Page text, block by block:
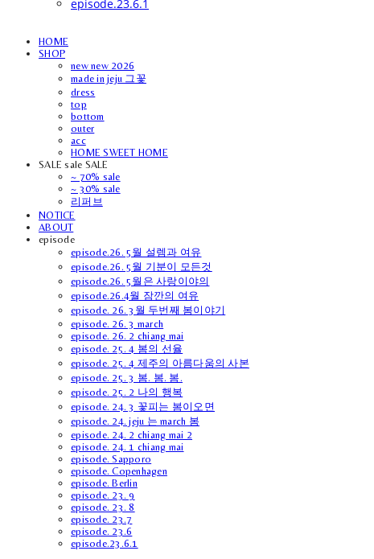
episode.23.6.1
HOME
SHOP
new new 2026
made in jeju 그꽃
dress
top
bottom
outer
acc
HOME SWEET HOME
SALE sale SALE
~ 70% sale
~ 30% sale
리퍼브
NOTICE
ABOUT
episode
episode.26. 5월 설렘과 여유
episode.26. 5월 기분이 모든것
episode.26. 5월은 사랑이야의
episode.26.4월 잠깐의 여유
episode. 26. 3월 두번째 봄이야기
episode. 26. 3 march
episode. 26. 2 chiang mai
episode. 25. 4 봄의 선율
episode. 25. 4 제주의 아름다움의 사본
episode. 25. 3 봄. 봄. 봄.
episode. 25. 2 나의 행복
episode. 24. 3 꽃피는 봄이오면
episode. 24. jeju 는 march 봄
episode. 24. 2 chiang mai 2
episode. 24. 1 chiang mai
episode. Sapporo
episode. Copenhagen
episode. Berlin
episode. 23. 9
episode. 23. 8
episode. 23.7
episode. 23.6
episode.23.6.1